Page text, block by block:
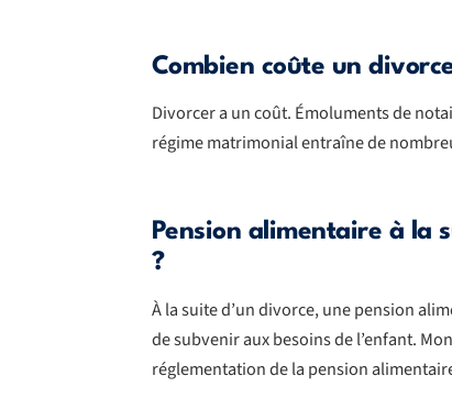
Combien coûte un
Divorcer a un coût. Émoluments de
régime matrimonial entraîne de
Pension alimentaire à la
?
À la suite d’un divorce, une pension
de subvenir aux besoins de l’enfant.
réglementation de la pension